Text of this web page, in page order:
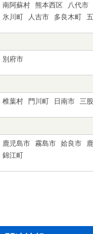
南阿蘇村 熊本西区 八代市
氷川町
人吉市 多良木町
別府市
椎葉村 門川町 日南市 三
鹿児島市 霧島市 姶良市
錦江町